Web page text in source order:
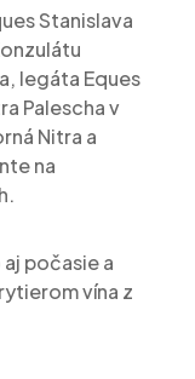
Stanislava
legáta Eques
Palescha v
Nitra a
na
počasie a
vína z